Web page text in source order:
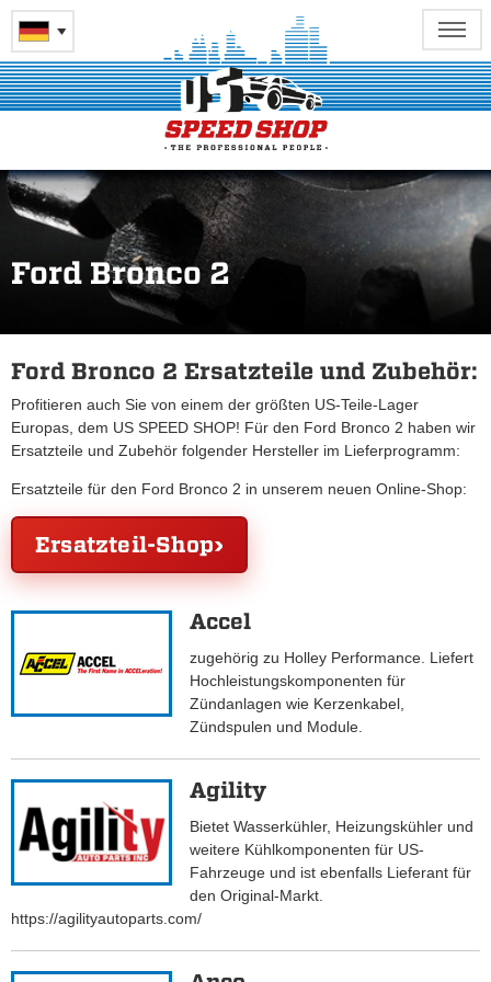
Ford Bronco 2
Ford Bronco 2 Ersatzteile und Zubehör:
Profitieren auch Sie von einem der größten US-Teile-Lager
Europas, dem US SPEED SHOP! Für den Ford Bronco 2 haben wir
Ersatzteile und Zubehör folgender Hersteller im Lieferprogramm:
Ersatzteile für den Ford Bronco 2 in unserem neuen Online-Shop:
Ersatzteil-Shop
Accel
zugehörig zu Holley Performance. Liefert
Hochleistungskomponenten für
Zündanlagen wie Kerzenkabel,
Zündspulen und Module.
Agility
Bietet Wasserkühler, Heizungskühler und
weitere Kühlkomponenten für US-
Fahrzeuge und ist ebenfalls Lieferant für
den Original-Markt.
https://agilityautoparts.com/